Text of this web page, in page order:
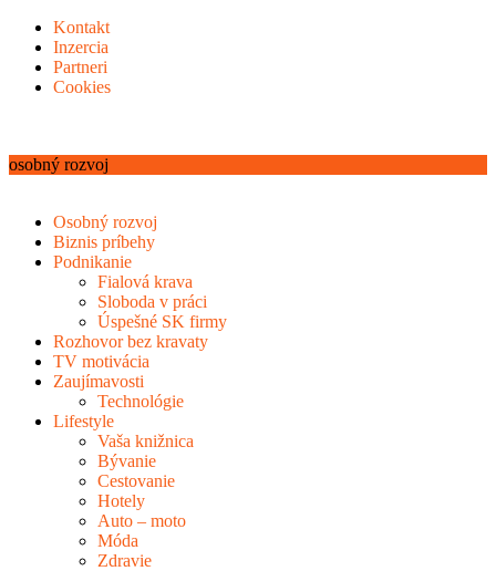
Kontakt
Inzercia
Partneri
Cookies
osobný rozvoj
Osobný rozvoj
Biznis príbehy
Podnikanie
Fialová krava
Sloboda v práci
Úspešné SK firmy
Rozhovor bez kravaty
TV motivácia
Zaujímavosti
Technológie
Lifestyle
Vaša knižnica
Bývanie
Cestovanie
Hotely
Auto – moto
Móda
Zdravie